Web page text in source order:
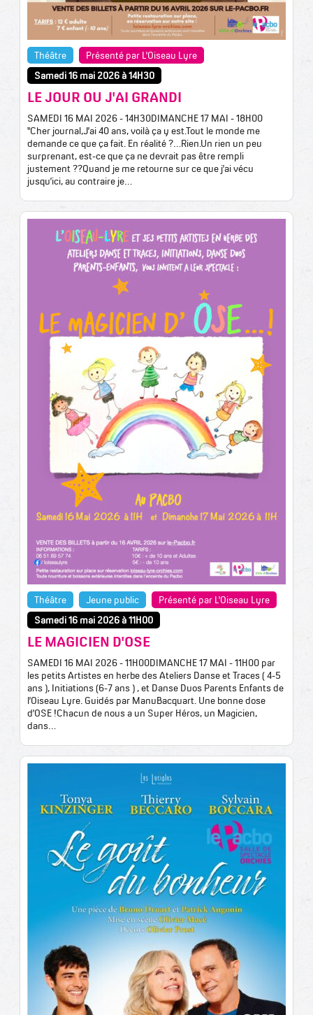
Théâtre
Présenté par L'Oiseau Lyre
Samedi 16 mai 2026 à 14H30
LE JOUR OU J'AI GRANDI
SAMEDI 16 MAI 2026 - 14H30DIMANCHE 17 MAI - 18H00
“Cher journal,J’ai 40 ans, voilà ça y est.Tout le monde me
demande ce que ça fait. En réalité ?…Rien.Un rien un peu
surprenant, est-ce que ça ne devrait pas être rempli
justement ??Quand je me retourne sur ce que j’ai vécu
jusqu’ici, au contraire je…
Théâtre Jeune public
Présenté par L'Oiseau Lyre
Samedi 16 mai 2026 à 11H00
LE MAGICIEN D'OSE
SAMEDI 16 MAI 2026 - 11H00DIMANCHE 17 MAI - 11H00 par
les petits Artistes en herbe des Ateliers Danse et Traces ( 4-5
ans ), Initiations (6-7 ans ) , et Danse Duos Parents Enfants de
l’Oiseau Lyre. Guidés par ManuBacquart. Une bonne dose
d’OSE !Chacun de nous a un Super Héros, un Magicien,
dans…